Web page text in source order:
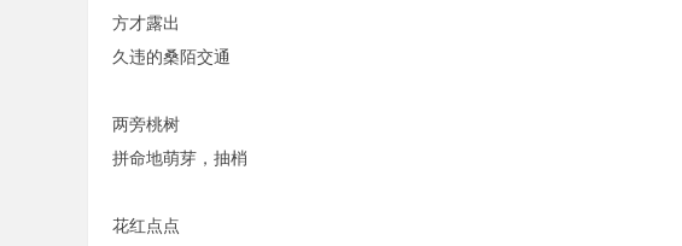
方才露出
久违的桑陌交通
两旁桃树
拼命地萌芽，抽梢
花红点点